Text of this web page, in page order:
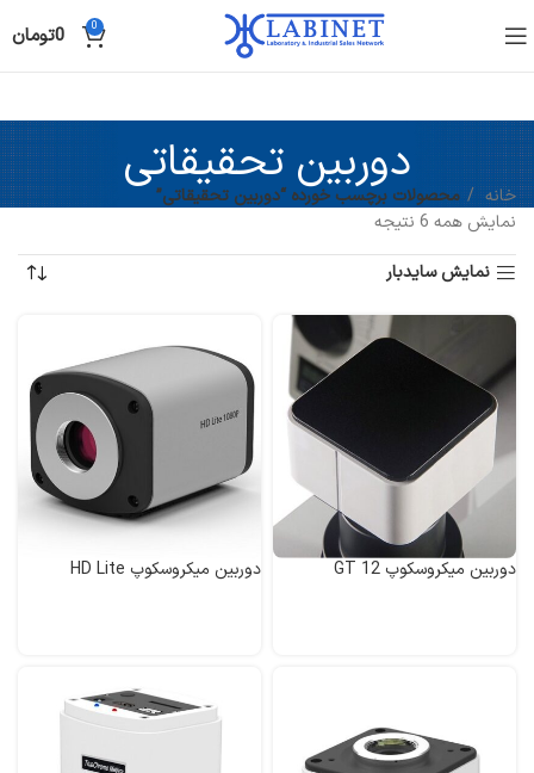
0
0تومان
دوربین تحقیقاتی
خانه
محصولات برچسب خورده “دوربین تحقیقاتی”
نمایش همه 6 نتیجه
نمایش سایدبار
دوربین میکروسکوپ GT 12 دوربین میکروسکوپ HD Lite